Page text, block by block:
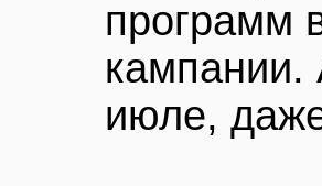
программ
кампании.
июле,